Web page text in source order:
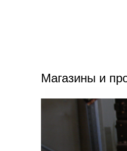
Магазины и